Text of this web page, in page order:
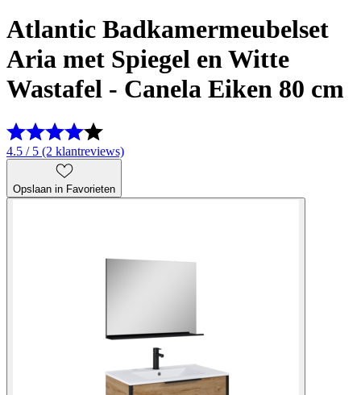
Atlantic Badkamermeubelset
Aria met Spiegel en Witte
Wastafel - Canela Eiken 80 cm
4.5 / 5 (2 klantreviews)
Opslaan in Favorieten